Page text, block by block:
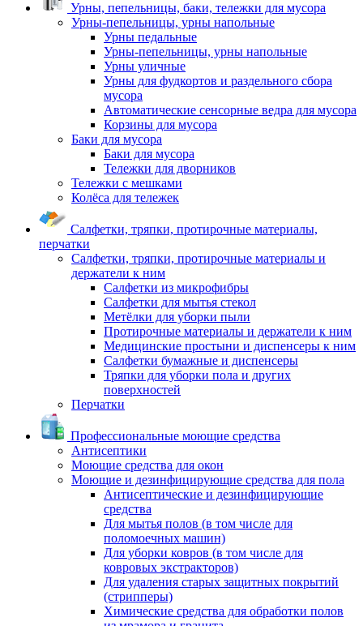
Урны, пепельницы, баки, тележки для мусора
Урны-пепельницы, урны напольные
Урны педальные
Урны-пепельницы, урны напольные
Урны уличные
Урны для фудкортов и раздельного сбора
мусора
Автоматические сенсорные ведра для мусора
Корзины для мусора
Баки для мусора
Баки для мусора
Тележки для дворников
Тележки с мешками
Колёса для тележек
Салфетки, тряпки, протирочные материалы,
перчатки
Салфетки, тряпки, протирочные материалы и
держатели к ним
Салфетки из микрофибры
Салфетки для мытья стекол
Метёлки для уборки пыли
Протирочные материалы и держатели к ним
Медицинские простыни и диспенсеры к ним
Салфетки бумажные и диспенсеры
Тряпки для уборки пола и других
поверхностей
Перчатки
Профессиональные моющие средства
Антисептики
Моющие средства для окон
Моющие и дезинфицирующие средства для пола
Антисептические и дезинфицирующие
средства
Для мытья полов (в том числе для
поломоечных машин)
Для уборки ковров (в том числе для
ковровых экстракторов)
Для удаления старых защитных покрытий
(стрипперы)
Химические средства для обработки полов